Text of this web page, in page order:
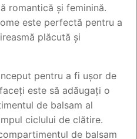
romantică și feminină.
este perfectă pentru a
plăcută și
pentru a fi ușor de
este să adăugați o
de balsam al
ciclului de clătire.
de balsam